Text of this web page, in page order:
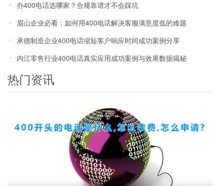
办400电话选哪家？合规靠谱才不会踩坑
眉山企业必看：如何用400电话解决客服满意度低的难题
承德制造企业400电话缩短客户响应时间成功案例分享
内江零售行业400电话真实应用成功案例与效果数据揭秘
热门资讯